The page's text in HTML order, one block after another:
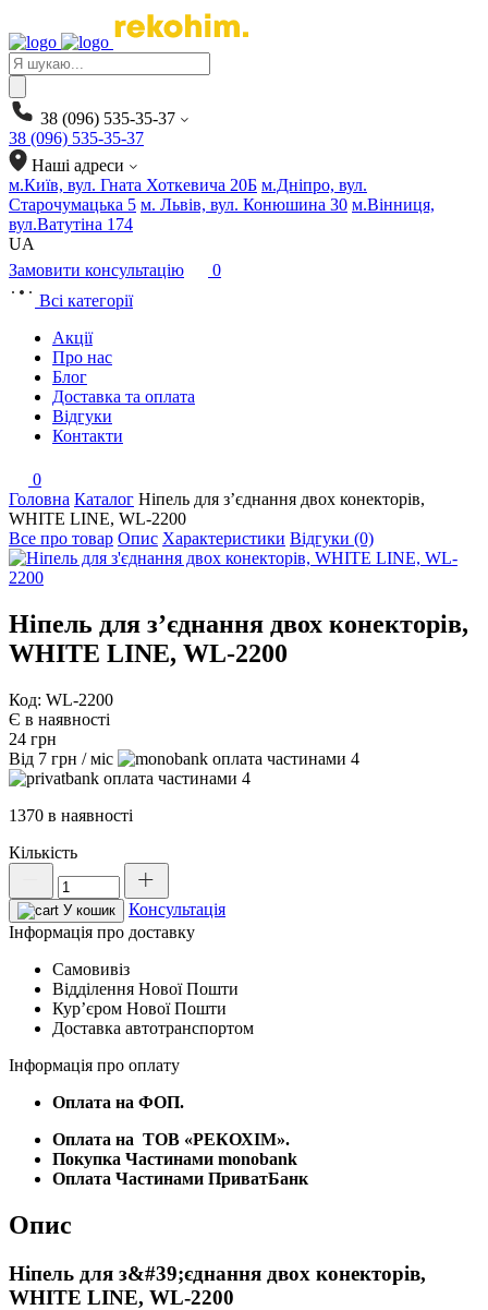
Products
search
38 (096) 535-35-37
38 (096) 535-35-37
Наші адреси
м.Київ, вул. Гната Хоткевича 20Б м.Дніпро, вул.
Старочумацька 5 м. Львів, вул. Конюшина 30 м.Вінниця,
вул.Ватутіна 174
UA
Замовити консультацію
0
Всі категорії
Акції
Про нас
Блог
Доставка та оплата
Відгуки
Контакти
0
Головна Каталог Ніпель для з’єднання двох конекторів,
WHITE LINE, WL-2200
Все про товар Опис Характеристики Відгуки (0)
Ніпель для з’єднання двох конекторів,
WHITE LINE, WL-2200
Код: WL-2200
Є в наявності
24 грн
Від 7 грн / міс
4
4
1370 в наявності
Кількість
для
з'єднання
двох
WHITE
LINE,
WL-
2200
У кошик
Консультація
Інформація про доставку
Самовивіз
Відділення Нової Пошти
Курʼєром Нової Пошти
Доставка автотранспортом
Інформація про оплату
Оплата на ФОП.
Оплата на ТОВ «РЕКОХІМ».
Покупка Частинами monobank
Оплата Частинами ПриватБанк
Опис
Ніпель для з&#39;єднання двох конекторів,
WHITE LINE, WL-2200